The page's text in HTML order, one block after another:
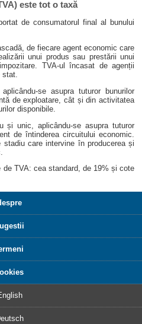
este tot o taxă
de consumatorul final al bunului
de fiecare agent economic care
unui produs sau prestării unui
TVA-ul încasat de agenții
se asupra tuturor bunurilor
de exploatare, cât și din activitatea
disponibile.
și unic, aplicându-se asupra tuturor
de întinderea circuitului economic.
care intervine în producerea și
de TVA: cea standard, de 19% și cote